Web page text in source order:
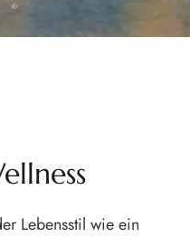
Lebensstil wie ein